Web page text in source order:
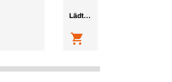
Lädt...